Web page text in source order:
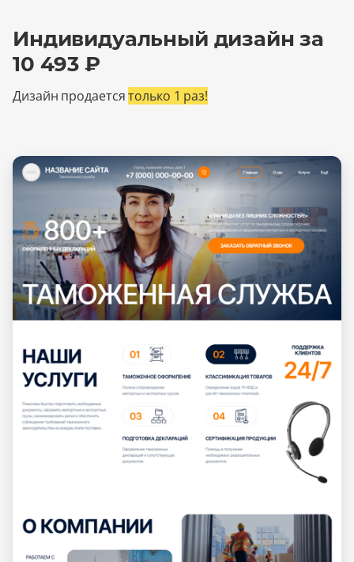
Индивидуальный дизайн за
10 493 ₽
Дизайн продаетсятолько 1 раз!